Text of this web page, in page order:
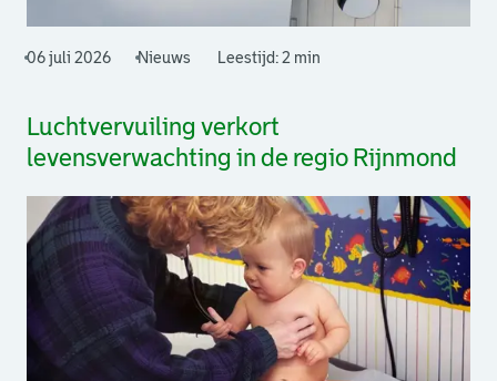
Luchtvervuiling verkort
levensverwachting in de regio Rijnmond
06 juli 2026 Nieuws Leestijd: 2 min